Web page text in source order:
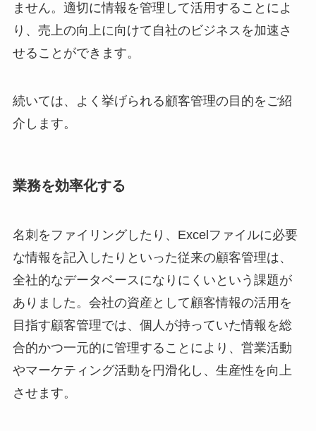
ません。適切に情報を管理して活用することによ
り、売上の向上に向けて自社のビジネスを加速さ
せることができます。
続いては、よく挙げられる顧客管理の目的をご紹
介します。
業務を効率化する
名刺をファイリングしたり、Excelファイルに必要
な情報を記入したりといった従来の顧客管理は、
全社的なデータベースになりにくいという課題が
ありました。会社の資産として顧客情報の活用を
目指す顧客管理では、個人が持っていた情報を総
合的かつ一元的に管理することにより、営業活動
やマーケティング活動を円滑化し、生産性を向上
させます。